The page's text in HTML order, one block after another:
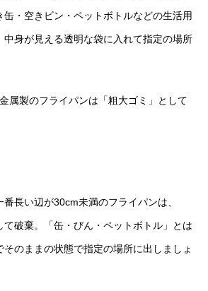
缶・空きビン・ペットボトルなどの生活用
中身が見える透明な袋に入れて指定の場所
属製のフライパンは「粗大ゴミ」として
長い辺が30cm未満のフライパンは、
て破棄。「缶・びん・ペットボトル」とは
のままの状態で指定の場所に出しましょ